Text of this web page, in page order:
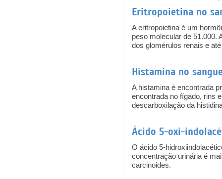
Eritropoietina no
A eritropoietina é um
peso molecular de 51.000.
dos glomérulos renais e
Histamina no
A histamina é encontrada
encontrada no fígado, rins
descarboxilação da
Ácido 5-oxi-
O ácido 5-
concentração urinária é
carcinoides.